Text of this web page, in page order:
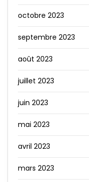
octobre 2023
septembre 2023
août 2023
juillet 2023
juin 2023
mai 2023
avril 2023
mars 2023